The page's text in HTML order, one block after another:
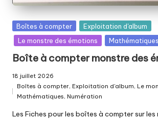
e
t
é
e
Posted
in
Boîtes à compter
Exploitation d'album
Le monstre des émotions
Mathématiques
Boîte à compter monstre des
18 juillet 2026
Posted
Boîtes à compter,Exploitation d'album,Le
Mathématiques,Numération
Les Fiches pour les boîtes à compter sur les